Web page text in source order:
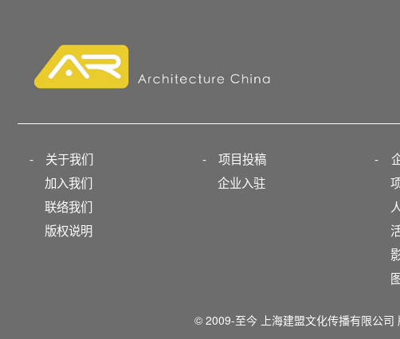
-
关于我们
加入我们
联络我们
版权说明
-
项目投稿
企业入驻
-
© 2009-至今 上海建盟文化传播有限公